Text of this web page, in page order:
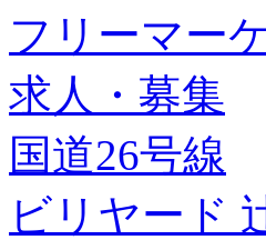
フリーマー
求人・募集
国道26号線
ビリヤード